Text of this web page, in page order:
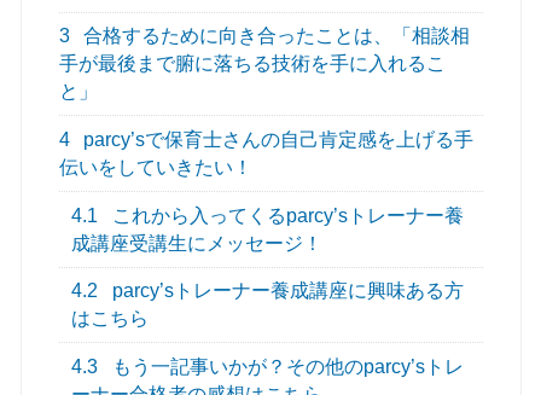
3
合格するために向き合ったことは、「相談相
手が最後まで腑に落ちる技術を手に入れるこ
と」
4
parcy’sで保育士さんの自己肯定感を上げる手
伝いをしていきたい！
4.1
これから入ってくるparcy’sトレーナー養
成講座受講生にメッセージ！
4.2
parcy’sトレーナー養成講座に興味ある方
はこちら
4.3
もう一記事いかが？その他のparcy’sトレ